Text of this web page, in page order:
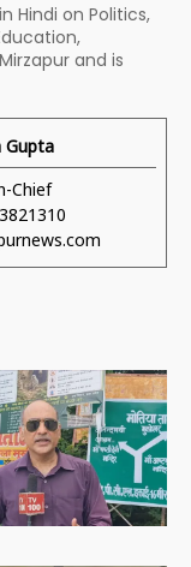
Hindi on Politics,
and is
Gupta
Chief